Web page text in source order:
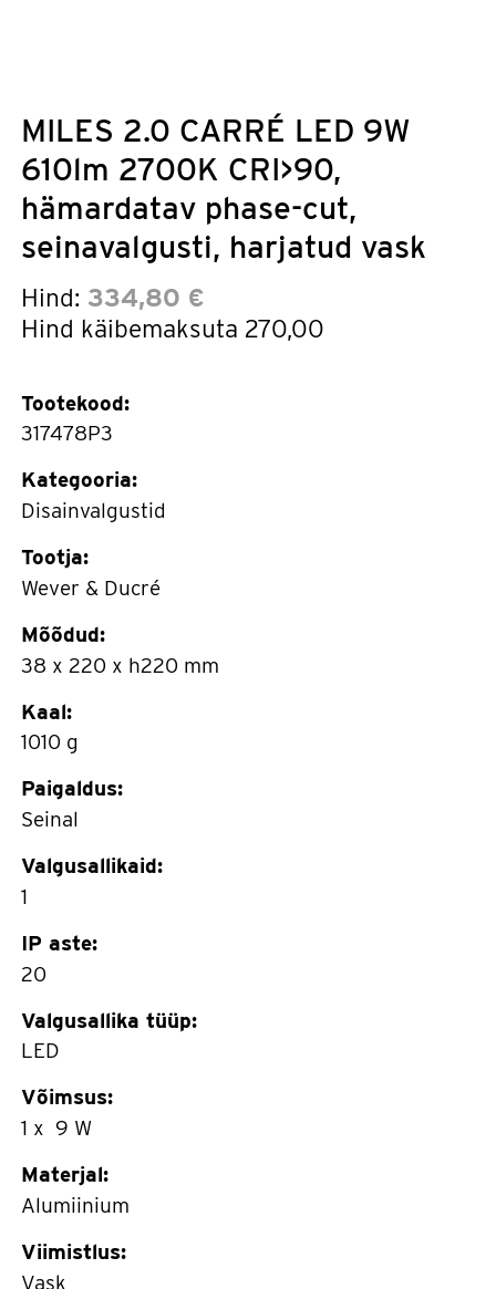
MILES 2.0 CARRÉ LED 9W
610lm 2700K CRI>90,
hämardatav phase-cut,
seinavalgusti, harjatud vask
Hind: 334,80 €
Hind käibemaksuta 270,00
Tootekood:
317478P3
Kategooria:
Disainvalgustid
Tootja:
Wever & Ducré
Mõõdud:
38 x 220 x h220 mm
Kaal:
1010 g
Paigaldus:
Seinal
Valgusallikaid:
1
IP aste:
20
Valgusallika tüüp:
LED
Võimsus:
1 x 9 W
Materjal:
Alumiinium
Viimistlus:
Vask